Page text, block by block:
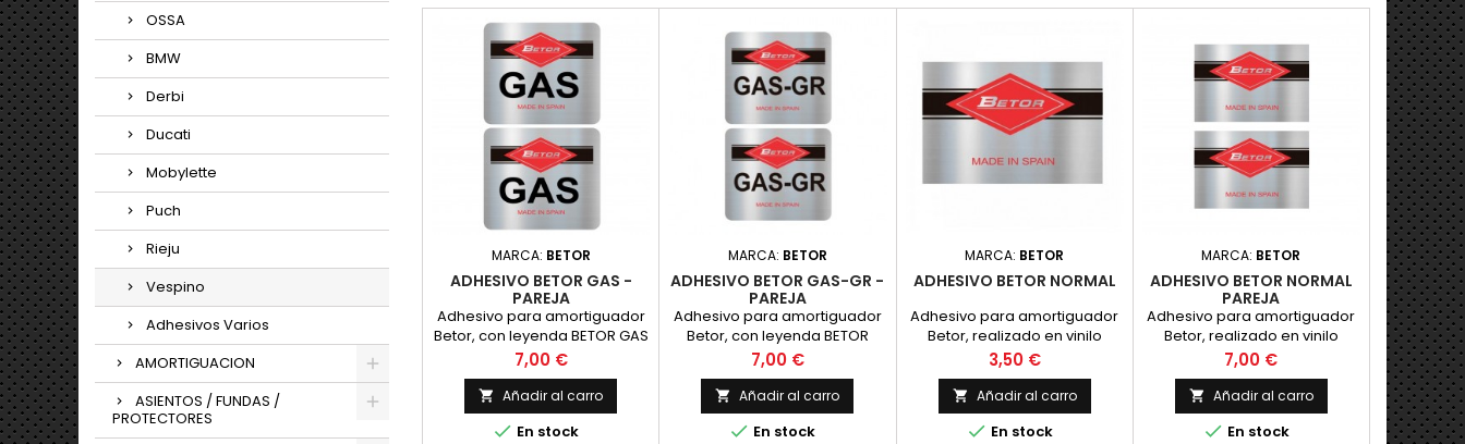
OSSA
BMW
Derbi
Ducati
Mobylette
Puch
Rieju
Vespino
Adhesivos Varios
AMORTIGUACION
ASIENTOS / FUNDAS /
PROTECTORES
MARCA: BETOR
ADHESIVO BETOR GAS -
PAREJA
Adhesivo para amortiguador
Betor, con leyenda BETOR GAS
realizado en vinilo plateado
con impresion, como el
original. PRECIO POR PAREJA
Precio
7,00 €
 Añadir al carro
 En stock
MARCA: BETOR
ADHESIVO BETOR GAS-GR -
PAREJA
Adhesivo para amortiguador
Betor, con leyenda BETOR
GAS-GR realizado en vinilo
plateado con impresion,
como el original. PRECIO POR
PAREJA
Precio
7,00 €
 Añadir al carro
 En stock
MARCA: BETOR
ADHESIVO BETOR NORMAL
Adhesivo para amortiguador
Betor, realizado en vinilo
plateado con impresion,
como el original. PRECIO POR
UNIDAD
Precio
3,50 €
 Añadir al carro
 En stock
MARCA: BETOR
ADHESIVO BETOR NORMAL
PAREJA
Adhesivo para amortiguador
Betor, realizado en vinilo
plateado con impresion,
como el original. PRECIO POR
PAREJA
Precio
7,00 €
 Añadir al carro
 En stock